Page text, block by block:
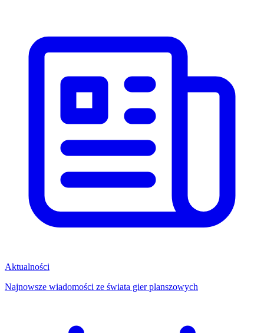
Aktualności
Najnowsze wiadomości ze świata gier planszowych